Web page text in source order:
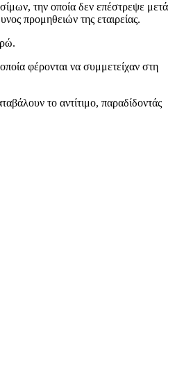
την οποία δεν επέστρεψε μετά
προμηθειών της εταιρείας.
φέρονται να συμμετείχαν στη
το αντίτιμο, παραδίδοντάς